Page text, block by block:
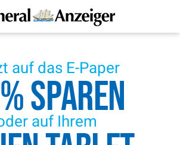
auf das E-Paper
sparen
auf Ihrem